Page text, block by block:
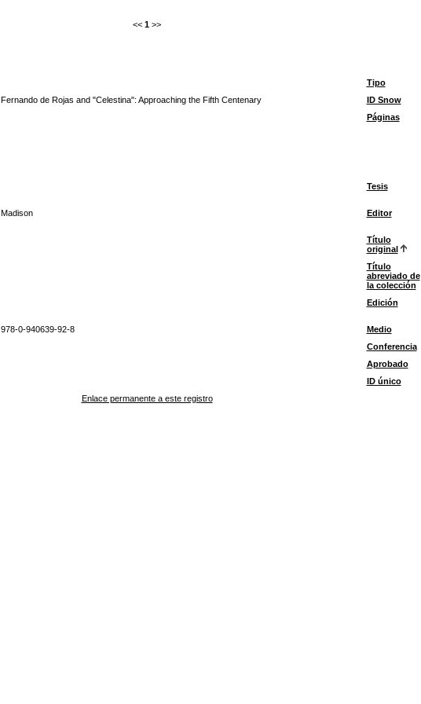
<< 1 >>
Tipo
Fernando de Rojas and "Celestina": Approaching the Fifth Centenary ID Snow
Páginas
Tesis
Madison Editor
Título
original
Título
abreviado de
la colección
Edición
978-0-940639-92-8
Medio
Conferencia
Aprobado
ID único
Enlace permanente a este registro